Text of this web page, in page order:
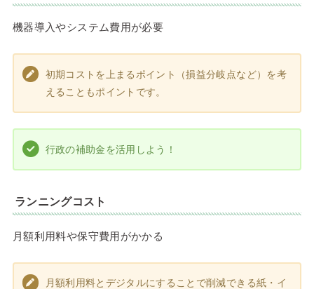
機器導入やシステム費用が必要
初期コストを上まるポイント（損益分岐点など）を考
えることもポイントです。
行政の補助金を活用しよう！
ランニングコスト
月額利用料や保守費用がかかる
月額利用料とデジタルにすることで削減できる紙・イ